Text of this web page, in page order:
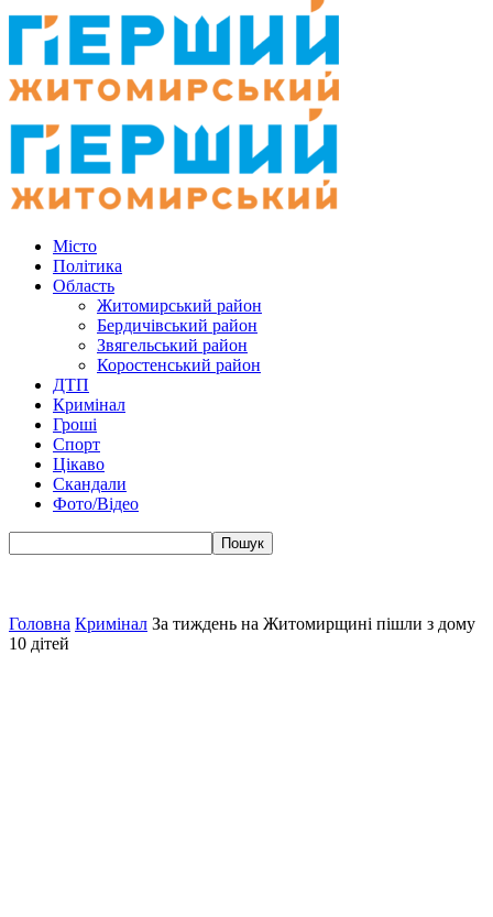
Місто
Політика
Область
Житомирський район
Бердичівський район
Звягельський район
Коростенський район
ДТП
Кримінал
Гроші
Спорт
Цікаво
Скандали
Фото/Відео
Головна Кримінал За тиждень на Житомирщині пішли з дому
10 дітей